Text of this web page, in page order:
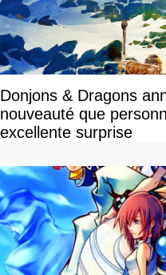
Donjons & Dragons
nouveauté que
excellente surprise